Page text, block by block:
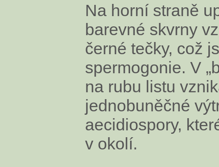
Na horní straně
barevné skvrny
černé tečky, což
spermogonie. V
na rubu listu
jednobuněčné
aecidiospory,
v okolí.